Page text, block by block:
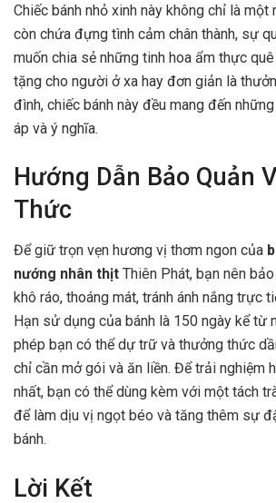
Chiếc bánh nhỏ xinh này không chỉ là một
còn chứa đựng tình cảm chân thành, sự
muốn chia sẻ những tinh hoa ẩm thực
tặng cho người ở xa hay đơn giản là
đình, chiếc bánh này đều mang đến
áp và ý nghĩa.
Hướng Dẫn Bảo Quản
Thức
Để giữ trọn vẹn hương vị thơm ngon của
nướng nhân thịt Thiên Phát, bạn nên
khô ráo, thoáng mát, tránh ánh nắng trực
Hạn sử dụng của bánh là 150 ngày kể từ
phép bạn có thể dự trữ và thưởng thức
chỉ cần mở gói và ăn liền. Để trải nghiệm
nhất, bạn có thể dùng kèm với một tách
để làm dịu vị ngọt béo và tăng thêm sự
bánh.
Lời Kết